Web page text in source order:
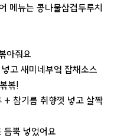
메뉴는 콩나물삼겹두루치
아줘요
고 새미네부엌 잡채소스
볶!
참기름 취향껏 넣고 살짝
듬뿍 넣었어요